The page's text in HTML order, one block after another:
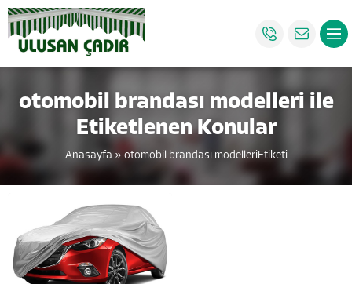
otomobil brandası modelleri ile
Etiketlenen Konular
Anasayfa » otomobil brandası modelleriEtiketi